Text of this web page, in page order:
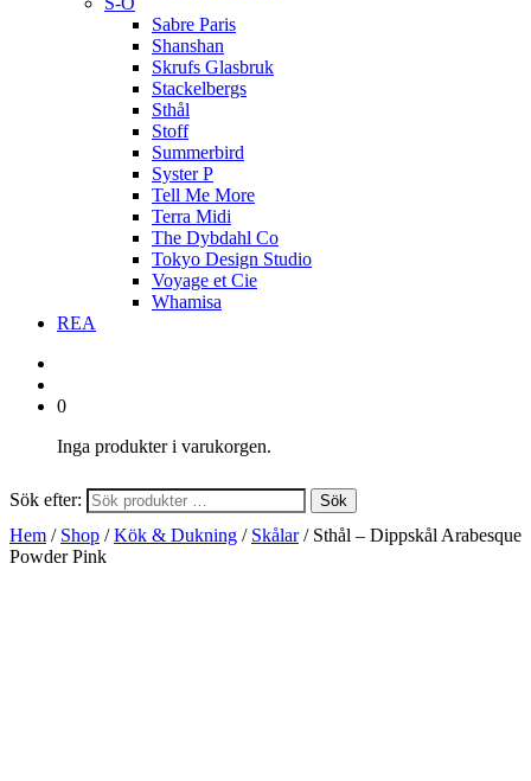
Sabre Paris
Shanshan
Skrufs Glasbruk
Stackelbergs
Sthål
Stoff
Summerbird
Syster P
Tell Me More
Terra Midi
The Dybdahl Co
Tokyo Design Studio
Voyage et Cie
Whamisa
REA
0
Inga produkter i varukorgen.
Sök efter: Sök
Hem / Shop /Kök & Dukning / Skålar/ Sthål – Dippskål Arabesque
Powder Pink